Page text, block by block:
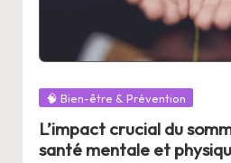
Posted
🧠 Bien-être & Prévention
L’impact crucial du
santé mentale et